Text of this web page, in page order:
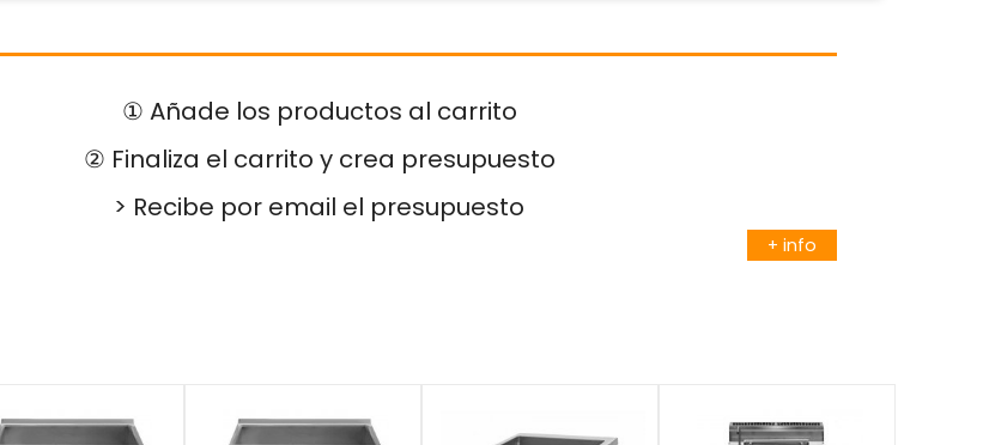
① Añade los productos al carrito
② Finaliza el carrito y crea presupuesto
> Recibe por email el presupuesto
+ info